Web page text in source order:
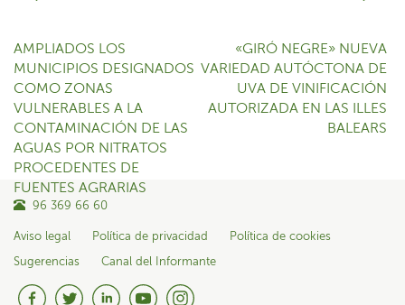
AMPLIADOS LOS
MUNICIPIOS DESIGNADOS
COMO ZONAS
VULNERABLES A LA
CONTAMINACIÓN DE LAS
AGUAS POR NITRATOS
PROCEDENTES DE
FUENTES AGRARIAS
«GIRÓ NEGRE» NUEVA
VARIEDAD AUTÓCTONA DE
UVA DE VINIFICACIÓN
AUTORIZADA EN LAS ILLES
BALEARS
96 369 66 60
Aviso legal Política de privacidad Política de cookies
Sugerencias Canal del Informante